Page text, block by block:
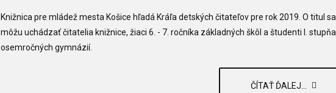
Knižnica pre mládež mesta Košice hľadá Kráľa detských čitateľov pre rok 2019. O titul sa
môžu uchádzať čitatelia knižnice, žiaci 6. - 7. ročníka základných škôl a študenti I. stupňa
osemročných gymnázií.
ČÍTAŤ ĎALEJ...